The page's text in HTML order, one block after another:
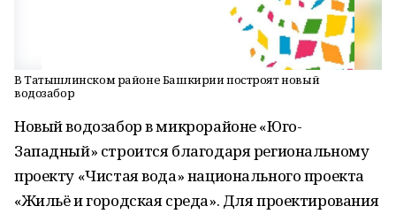
В Татышлинском районе Башкирии построят новый
водозабор
Новый водозабор в микрорайоне «Юго-
Западный» строится благодаря региональному
проекту «Чистая вода» национального проекта
«Жильё и городская среда». Для проектирования